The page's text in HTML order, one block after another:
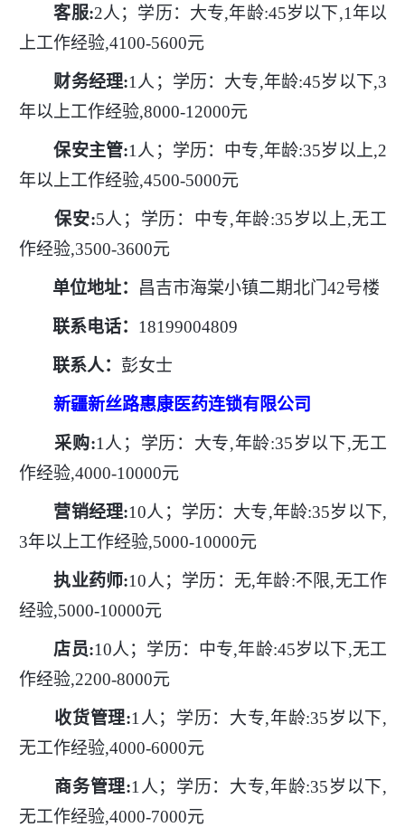
客服:2人；学历：大专,年龄:45岁以下,1年以
上工作经验,4100-5600元
财务经理:1人；学历：大专,年龄:45岁以下,3
年以上工作经验,8000-12000元
保安主管:1人；学历：中专,年龄:35岁以上,2
年以上工作经验,4500-5000元
保安:5人；学历：中专,年龄:35岁以上,无工
作经验,3500-3600元
单位地址： 昌吉市海棠小镇二期北门 42号楼
联系电话： 18199004809
联系人： 彭女士
新疆新丝路惠康医药连锁有限公司
采购:1人；学历：大专,年龄:35岁以下,无工
作经验,4000-10000元
营销经理:10人；学历：大专,年龄:35岁以下,
3年以上工作经验,5000-10000元
执业药师:10人；学历：无,年龄:不限,无工作
经验,5000-10000元
店员:10人；学历：中专,年龄:45岁以下,无工
作经验,2200-8000元
收货管理:1人；学历：大专,年龄:35岁以下,
无工作经验,4000-6000元
商务管理:1人；学历：大专,年龄:35岁以下,
无工作经验,4000-7000元